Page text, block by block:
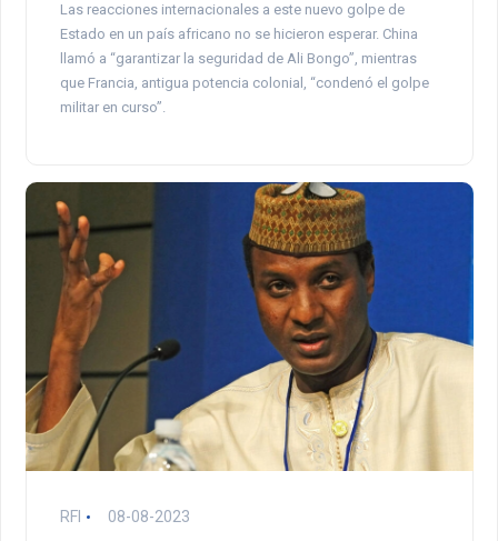
Las reacciones internacionales a este nuevo golpe de
Estado en un país africano no se hicieron esperar. China
llamó a “garantizar la seguridad de Ali Bongo”, mientras
que Francia, antigua potencia colonial, “condenó el golpe
militar en curso”.
RFI 08-08-2023